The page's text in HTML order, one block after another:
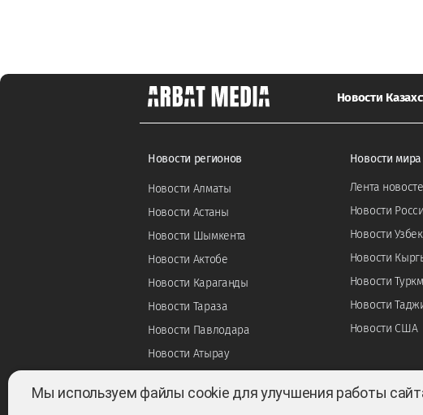
Новости
Новости регионов
Новости Алматы
Новости Астаны
Новости Шымкента
Новости Актобе
Новости Караганды
Новости Тараза
Новости Павлодара
Новости Атырау
Новости мира
Лента
Новости
Новости
Новости
Новости
Новости
Новости США
Мы используем файлы cookie для улучшения работы